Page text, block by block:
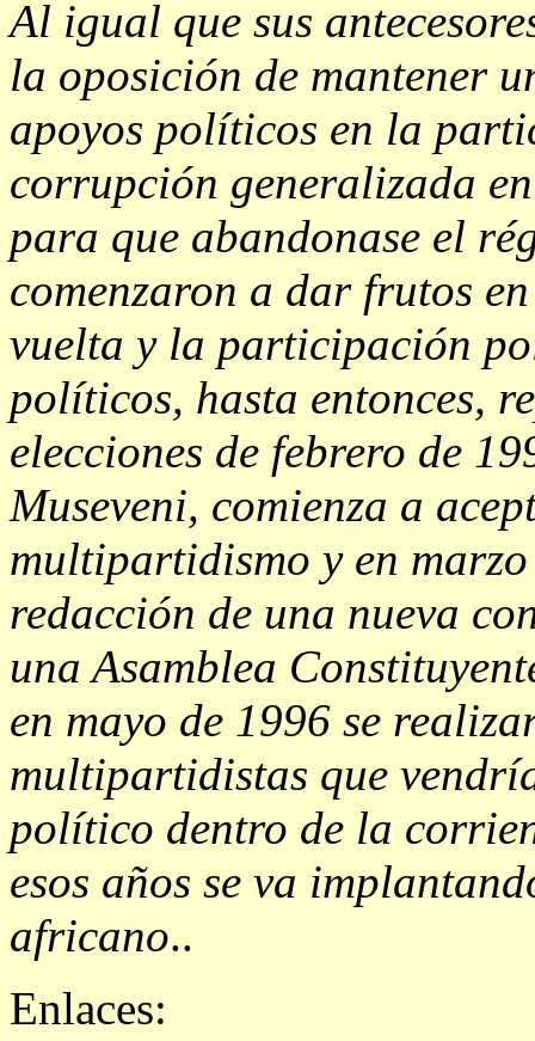
Al igual que sus
la oposición de mantener
apoyos políticos en la
corrupción generalizada
para que abandonase el
comenzaron a dar frutos
vuelta y la participación
políticos, hasta entonces,
elecciones de febrero de
Museveni, comienza a
multipartidismo y en
redacción de una nueva
una Asamblea
en mayo de 1996 se
multipartidistas que
político dentro de la
esos años se va
africano..
Enlaces: